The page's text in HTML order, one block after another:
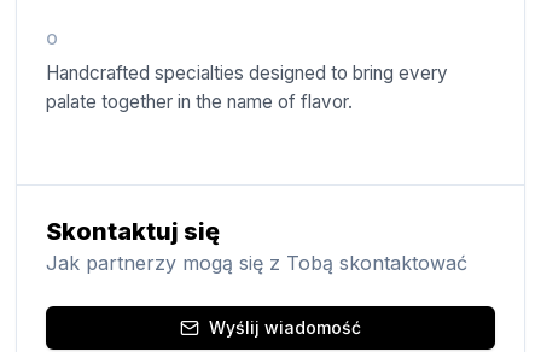
O
Handcrafted specialties designed to bring every
palate together in the name of flavor.
Skontaktuj się
Jak partnerzy mogą się z Tobą skontaktować
Wyślij wiadomość